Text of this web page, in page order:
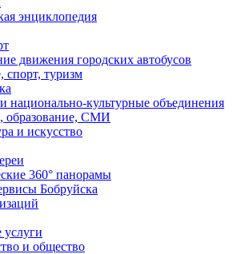
энциклопедия
движения городских автобусов
спорт, туризм
национально-культурные объединения
образование, СМИ
и искусство
360° панорамы
Бобруйска
и общество